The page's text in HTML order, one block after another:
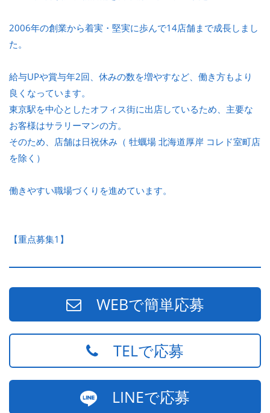
2006年の創業から着実・堅実に歩んで14店舗まで成長しまし
た。
給与UPや賞与年2回、休みの数を増やすなど、働き方もより
良くなっています。
東京駅を中心としたオフィス街に出店しているため、主要な
お客様はサラリーマンの方。
そのため、店舗は日祝休み（ 牡蠣場 北海道厚岸 コレド室町店
を除く）
働きやすい職場づくりを進めています。
【重点募集1】
WEBで簡単応募
TELで応募
LINEで応募